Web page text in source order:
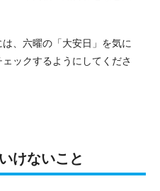
、六曜の「大安日」を気に
ックするようにしてくださ
けないこと